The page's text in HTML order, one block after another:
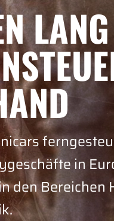
in
den Bereichen